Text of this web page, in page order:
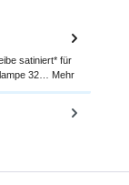
satiniert* für
32… Mehr